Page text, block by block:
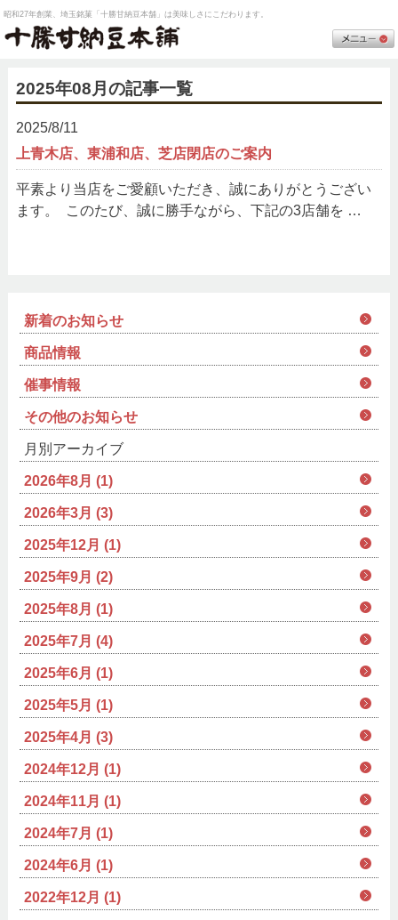
昭和27年創業、埼玉銘菓「十勝甘納豆本舗」は美味しさにこだわります。
2025年08月の記事一覧
2025/8/11
上青木店、東浦和店、芝店閉店のご案内
平素より当店をご愛顧いただき、誠にありがとうござい
ます。 このたび、誠に勝手ながら、下記の3店舗を …
新着のお知らせ
商品情報
催事情報
その他のお知らせ
月別アーカイブ
2026年8月 (1)
2026年3月 (3)
2025年12月 (1)
2025年9月 (2)
2025年8月 (1)
2025年7月 (4)
2025年6月 (1)
2025年5月 (1)
2025年4月 (3)
2024年12月 (1)
2024年11月 (1)
2024年7月 (1)
2024年6月 (1)
2022年12月 (1)